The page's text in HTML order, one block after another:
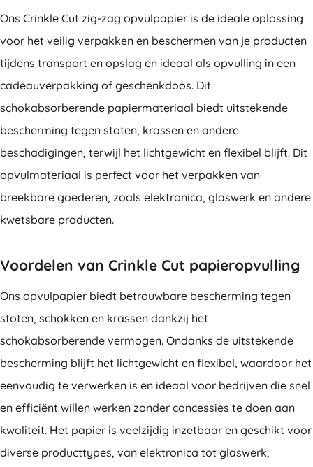
Ons Crinkle Cut zig-zag opvulpapier is de ideale oplossing
voor het veilig verpakken en beschermen van je producten
tijdens transport en opslag en ideaal als opvulling in een
cadeauverpakking of geschenkdoos. Dit
schokabsorberende papiermateriaal biedt uitstekende
bescherming tegen stoten, krassen en andere
beschadigingen, terwijl het lichtgewicht en flexibel blijft. Dit
opvulmateriaal is perfect voor het verpakken van
breekbare goederen, zoals elektronica, glaswerk en andere
kwetsbare producten.
Voordelen van Crinkle Cut papieropvulling
Ons opvulpapier biedt betrouwbare bescherming tegen
stoten, schokken en krassen dankzij het
schokabsorberende vermogen. Ondanks de uitstekende
bescherming blijft het lichtgewicht en flexibel, waardoor het
eenvoudig te verwerken is en ideaal voor bedrijven die snel
en efficiënt willen werken zonder concessies te doen aan
kwaliteit. Het papier is veelzijdig inzetbaar en geschikt voor
diverse producttypes, van elektronica tot glaswerk,